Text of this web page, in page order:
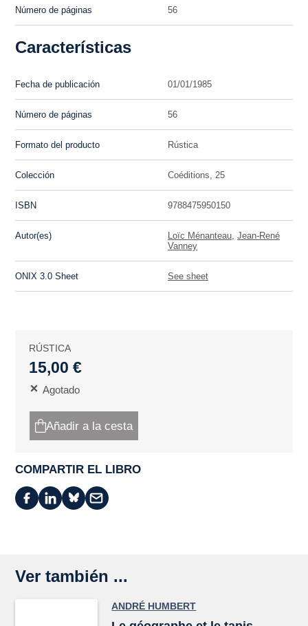
Número de páginas 56
Características
Fecha de publicación 01/01/1985
Número de páginas 56
Formato del producto Rústica
Colección Coéditions, 25
ISBN 9788475950150
Autor(es) Loïc Ménanteau Jean-René
Vanney
ONIX 3.0 Sheet See sheet
RÚSTICA
15,00 €
Agotado
Añadir a la cesta
COMPARTIR EL LIBRO
Ver también ...
ANDRÉ HUMBERT